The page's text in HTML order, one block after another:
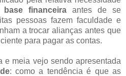
base financeiraantes de se
pessoas fazem faculdade e
a trocar alianças antes que
para pagar as contas.
e meia vejo sendo apresentada
: como a tendência é que as